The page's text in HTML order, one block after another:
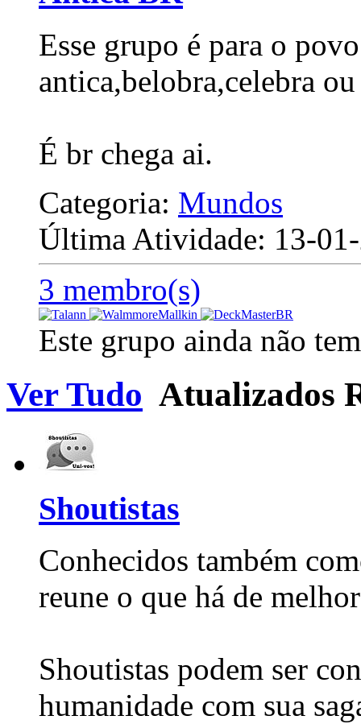
Esse grupo é para o
antica,belobra,celebra
É br chega ai.
Categoria: Mundos
Última Atividade: 13-
3 membro(s)
Este grupo ainda não
Ver Tudo Atualizados
Shoutistas
Conhecidos também
reune o que há de
Shoutistas podem ser
humanidade com sua